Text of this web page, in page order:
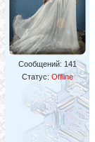
Сообщений: 141
Статус: Offline